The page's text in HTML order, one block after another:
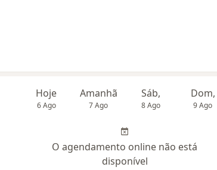
Hoje
6 Ago
Amanhã
7 Ago
Sáb,
8 Ago
Dom,
9 Ago
O agendamento online não está
disponível